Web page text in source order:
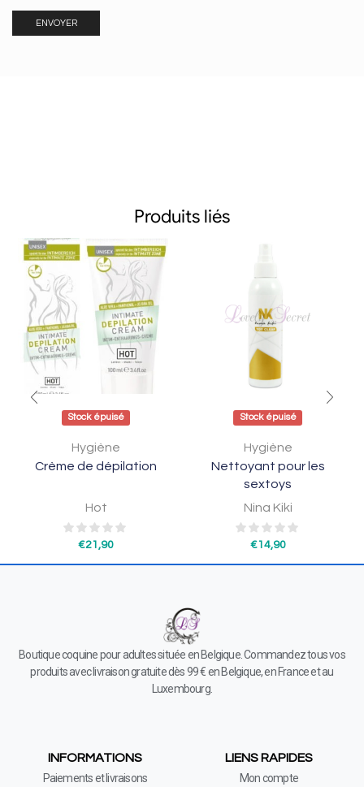
Produits liés
Stock épuisé
Hygiène
Crème de dépilation
Hot
€21,90
Stock épuisé
Hygiène
Nettoyant pour les
sextoys
Nina Kiki
€14,90
Boutique coquine pour adultes située en Belgique. Commandez tous vos
produits avec livraison gratuite dès 99 € en Belgique, en France et au
Luxembourg.
INFORMATIONS
Paiements et livraisons
LIENS RAPIDES
Mon compte